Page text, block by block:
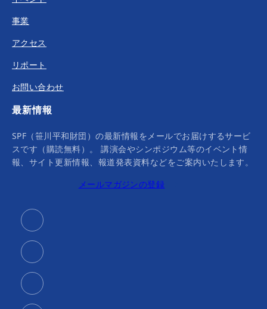
事業
アクセス
リポート
お問い合わせ
最新情報
SPF（笹川平和財団）の最新情報をメールでお届けするサービ
スです（購読無料）。 講演会やシンポジウム等のイベント情
報、サイト更新情報、報道発表資料などをご案内いたします。
メールマガジンの登録